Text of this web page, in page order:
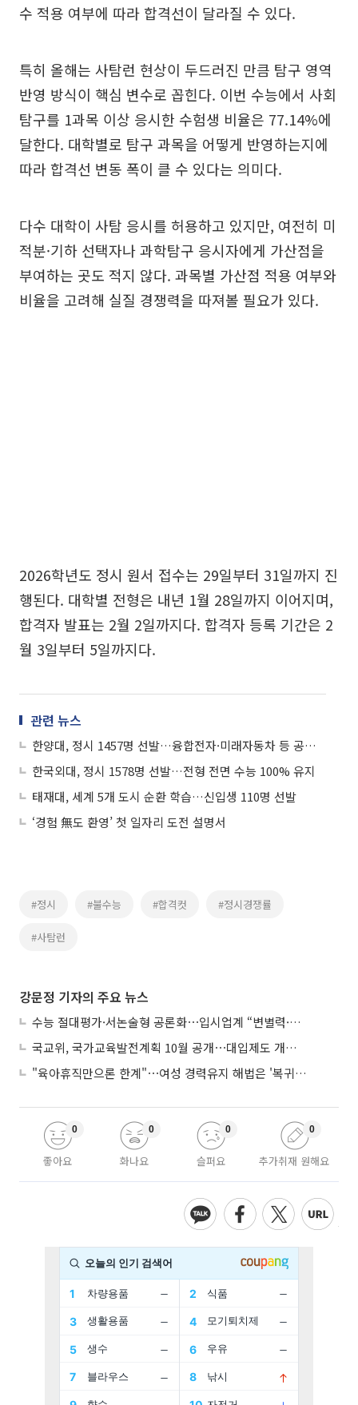
수 적용 여부에 따라 합격선이 달라질 수 있다.
특히 올해는 사탐런 현상이 두드러진 만큼 탐구 영역
반영 방식이 핵심 변수로 꼽힌다. 이번 수능에서 사회
탐구를 1과목 이상 응시한 수험생 비율은 77.14%에
달한다. 대학별로 탐구 과목을 어떻게 반영하는지에
따라 합격선 변동 폭이 클 수 있다는 의미다.
다수 대학이 사탐 응시를 허용하고 있지만, 여전히 미
적분·기하 선택자나 과학탐구 응시자에게 가산점을
부여하는 곳도 적지 않다. 과목별 가산점 적용 여부와
비율을 고려해 실질 경쟁력을 따져볼 필요가 있다.
2026학년도 정시 원서 접수는 29일부터 31일까지 진
행된다. 대학별 전형은 내년 1월 28일까지 이어지며,
합격자 발표는 2월 2일까지다. 합격자 등록 기간은 2
월 3일부터 5일까지다.
관련 뉴스
한양대, 정시 1457명 선발…융합전자·미래자동차 등 공대 선발 늘려
한국외대, 정시 1578명 선발…전형 전면 수능 100% 유지
태재대, 세계 5개 도시 순환 학습…신입생 110명 선발
‘경험 無도 환영’ 첫 일자리 도전 설명서
#정시 #불수능 #합격컷 #정시경쟁률
#사탐런
강문정 기자의 주요 뉴스
수능 절대평가·서논술형 공론화⋯입시업계 “변별력·사교육 대책 먼저”
국교위, 국가교육발전계획 10월 공개⋯대입제도 개편 공론화 추진
"육아휴직만으론 한계"⋯여성 경력유지 해법은 '복귀 후 유연근무’
좋아요
0
화나요
0
슬퍼요
0
추가취재 원해요
0